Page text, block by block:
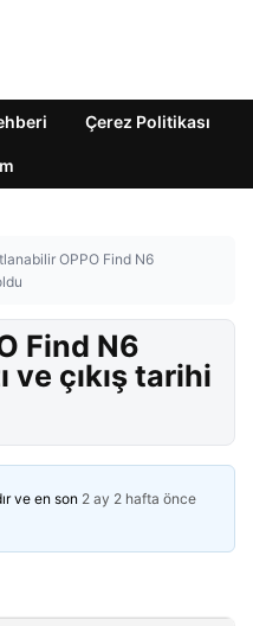
Çerez Politikası
OPPO Find N6
Find N6
ve çıkış tarihi
ve en son 2 ay 2 hafta önce